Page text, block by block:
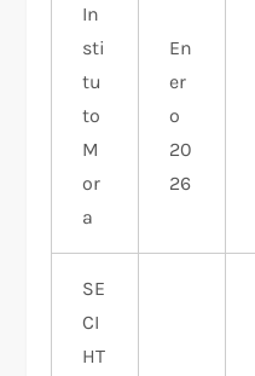
In
sti
tu
to
M
or
a
En
er
o
20
26
SE
CI
HT